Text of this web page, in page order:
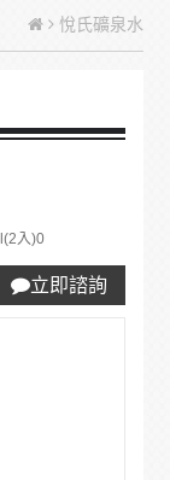
悅氏礦泉水
入)0
立即諮詢